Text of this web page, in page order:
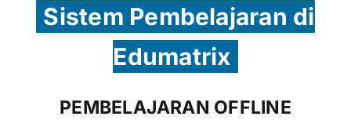
Sistem Pembelajaran di
Edumatrix
PEMBELAJARAN OFFLINE